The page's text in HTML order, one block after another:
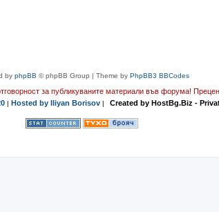
by phpBB © phpBB Group | Theme by PhpBB3 BBCodes
за публикуваните материали във форума!
| Hosted by Iliyan Borisov | Created by HostBg.Biz -